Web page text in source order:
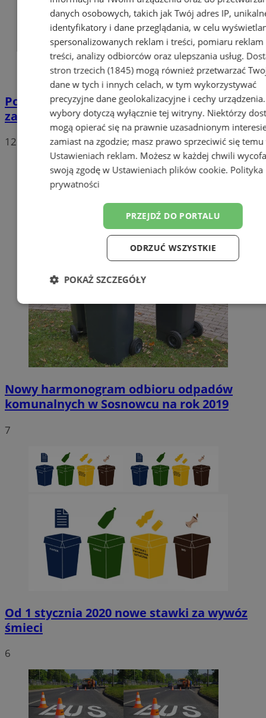
Potwierdzono pierwszy przypadek
zarażenia koronawirusem w Sosnowcu
12
Nowy harmonogram odbioru odpadów
komunalnych w Sosnowcu na rok 2019
7
Od 1 stycznia 2020 nowe stawki za wywóz
śmieci
6
danych osobowych, takich jak Twój adres IP,
identyfikatory i dane przeglądania, w celu
spersonalizowanych reklam i treści, pomiaru reklam
treści, analizy odbiorców oraz ulepszania usług.
stron trzecich (1845)mogą również przetwarzać
dane w tych i innych celach, w tym wykorzystywać
precyzyjne dane geolokalizacyjne i cechy
wybory dotyczą wyłącznie tej witryny. Niektórzy
mogą opierać się na prawnie uzasadnionym
zamiast na zgodzie; masz prawo sprzeciwić się temu
Ustawieniach reklam. Możesz w każdej chwili
swoją zgodę w Ustawieniach plików cookie. Polityka
prywatności
PRZEJDŹ DO PORTALU
ODRZUĆ WSZYSTKIE
POKAŻ SZCZEGÓŁY
Niezbędne Wydajność
Funkcjonalność
Niesklasyfikowane
Niezbędne pliki cookie umożliwiają korzystanie z podstawowych
strony internetowej, takich jak logowanie użytkownika i zarządzanie
Nazwa
Provider/
Domena
SessID
sosnowiecki.pl
euds .rfihub.com